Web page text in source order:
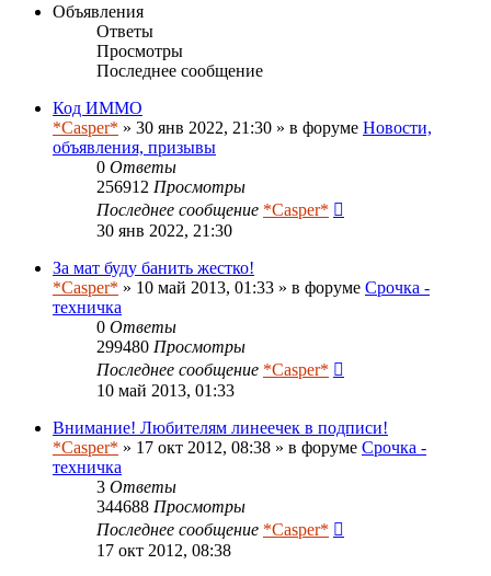
Объявления
Ответы
Просмотры
Последнее сообщение
Код ИММО
*Casper* » 30 янв 2022, 21:30 » в форуме Новости,
объявления, призывы
0 Ответы
256912 Просмотры
Последнее сообщение *Casper*
30 янв 2022, 21:30
За мат буду банить жестко!
*Casper* » 10 май 2013, 01:33 » в форуме Срочка -
техничка
0 Ответы
299480 Просмотры
Последнее сообщение *Casper*
10 май 2013, 01:33
Внимание! Любителям линеечек в подписи!
*Casper* » 17 окт 2012, 08:38 » в форуме Срочка -
техничка
3 Ответы
344688 Просмотры
Последнее сообщение *Casper*
17 окт 2012, 08:38